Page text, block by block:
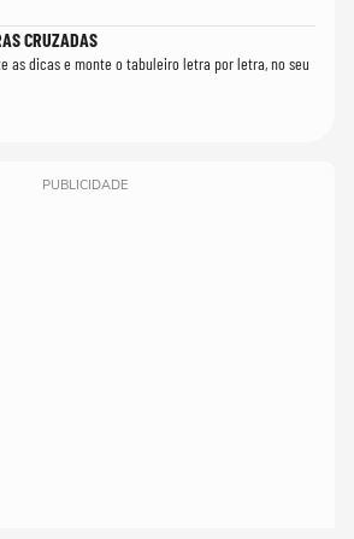
CRUZADAS
as dicas e monte o tabuleiro letra por letra, no seu
PUBLICIDADE